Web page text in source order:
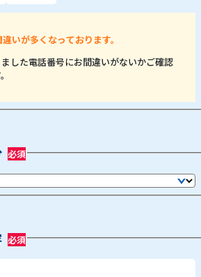
いが多くなっております。
した電話番号にお間違いがないかご確認